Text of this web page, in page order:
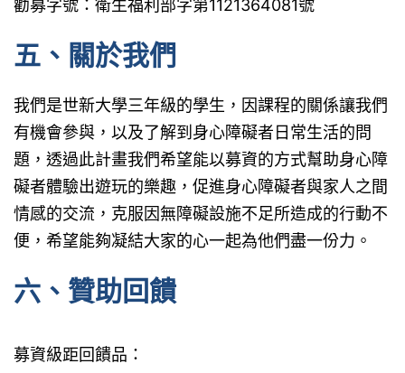
勸募字號：衛生福利部字第1121364081號
五、關於我們
我們是世新大學三年級的學生，因課程的關係讓我們
有機會參與，以及了解到身心障礙者日常生活的問
題，透過此計畫我們希望能以募資的方式幫助身心障
礙者體驗出遊玩的樂趣，促進身心障礙者與家人之間
情感的交流，克服因無障礙設施不足所造成的行動不
便，希望能夠凝結大家的心一起為他們盡一份力。
六、贊助回饋
募資級距回饋品：